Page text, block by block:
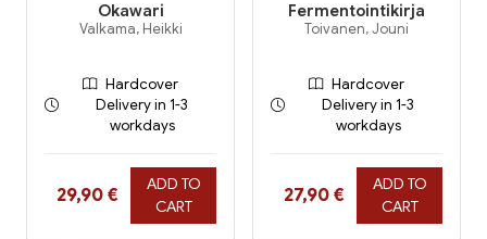
Okawari
Valkama, Heikki
Hardcover
Delivery in 1-3
workdays
Hinta nyt
29,90 €
ADD TO
CART
Fermentointikirja
Toivanen, Jouni
Hardcover
Delivery in 1-3
workdays
Hinta nyt
27,90 €
ADD TO
CART